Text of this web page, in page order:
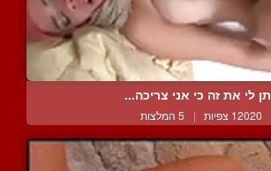
תן לי את זה כי אני צריכה...
12020 צפיות | 5 המלצות